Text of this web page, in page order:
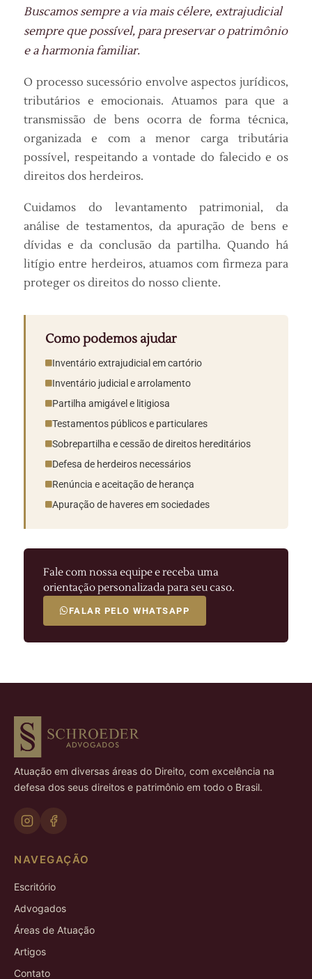
Buscamos sempre a via mais célere, extrajudicial
sempre que possível, para preservar o patrimônio
e a harmonia familiar.
O processo sucessório envolve aspectos jurídicos,
tributários e emocionais. Atuamos para que a
transmissão de bens ocorra de forma técnica,
organizada e com a menor carga tributária
possível, respeitando a vontade do falecido e os
direitos dos herdeiros.
Cuidamos do levantamento patrimonial, da
análise de testamentos, da apuração de bens e
dívidas e da conclusão da partilha. Quando há
litígio entre herdeiros, atuamos com firmeza para
proteger os direitos do nosso cliente.
Como podemos ajudar
Inventário extrajudicial em cartório
Inventário judicial e arrolamento
Partilha amigável e litigiosa
Testamentos públicos e particulares
Sobrepartilha e cessão de direitos hereditários
Defesa de herdeiros necessários
Renúncia e aceitação de herança
Apuração de haveres em sociedades
Fale com nossa equipe e receba uma
orientação personalizada para seu caso.
FALAR PELO WHATSAPP
Atuação em diversas áreas do Direito, com excelência na
defesa dos seus direitos e patrimônio em todo o Brasil.
NAVEGAÇÃO
Escritório
Advogados
Áreas de Atuação
Artigos
Contato